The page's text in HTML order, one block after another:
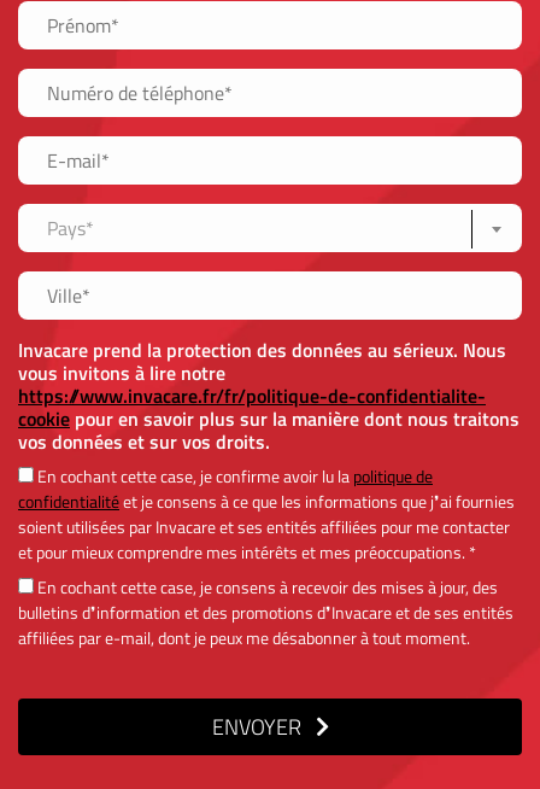
Pays*
Invacare prend la protection des données au sérieux. Nous
vous invitons à lire notre
https://www.invacare.fr/fr/politique-de-confidentialite-
cookie pour en savoir plus sur la manière dont nous traitons
vos données et sur vos droits.
En cochant cette case, je confirme avoir lu lapolitique de
confidentialitéet je consens à ce que les informations que j❜ai fournies
soient utilisées par Invacare et ses entités affiliées pour me contacter
et pour mieux comprendre mes intérêts et mes préoccupations. *
En cochant cette case, je consens à recevoir des mises à jour, des
bulletins d❜information et des promotions d❜Invacare et de ses entités
affiliées par e-mail, dont je peux me désabonner à tout moment.
ENVOYER